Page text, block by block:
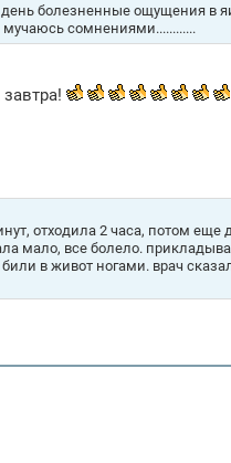
болезненные ощущения в
мучаюсь сомнениями............
отходила 2 часа, потом еще
мало, все болело.
в живот ногами. врач